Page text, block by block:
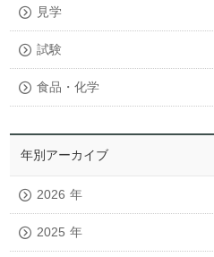
見学
試験
食品・化学
年別アーカイブ
2026 年
2025 年